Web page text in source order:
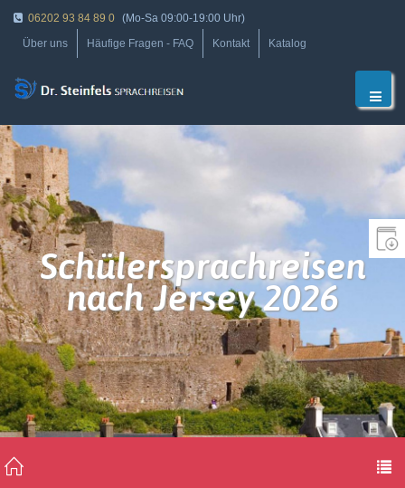
06202 93 84 89 0 (Mo-Sa 09:00-19:00 Uhr)
Über uns
Häufige Fragen - FAQ Kontakt Katalog
Schülersprachreisen
nach Jersey 2026